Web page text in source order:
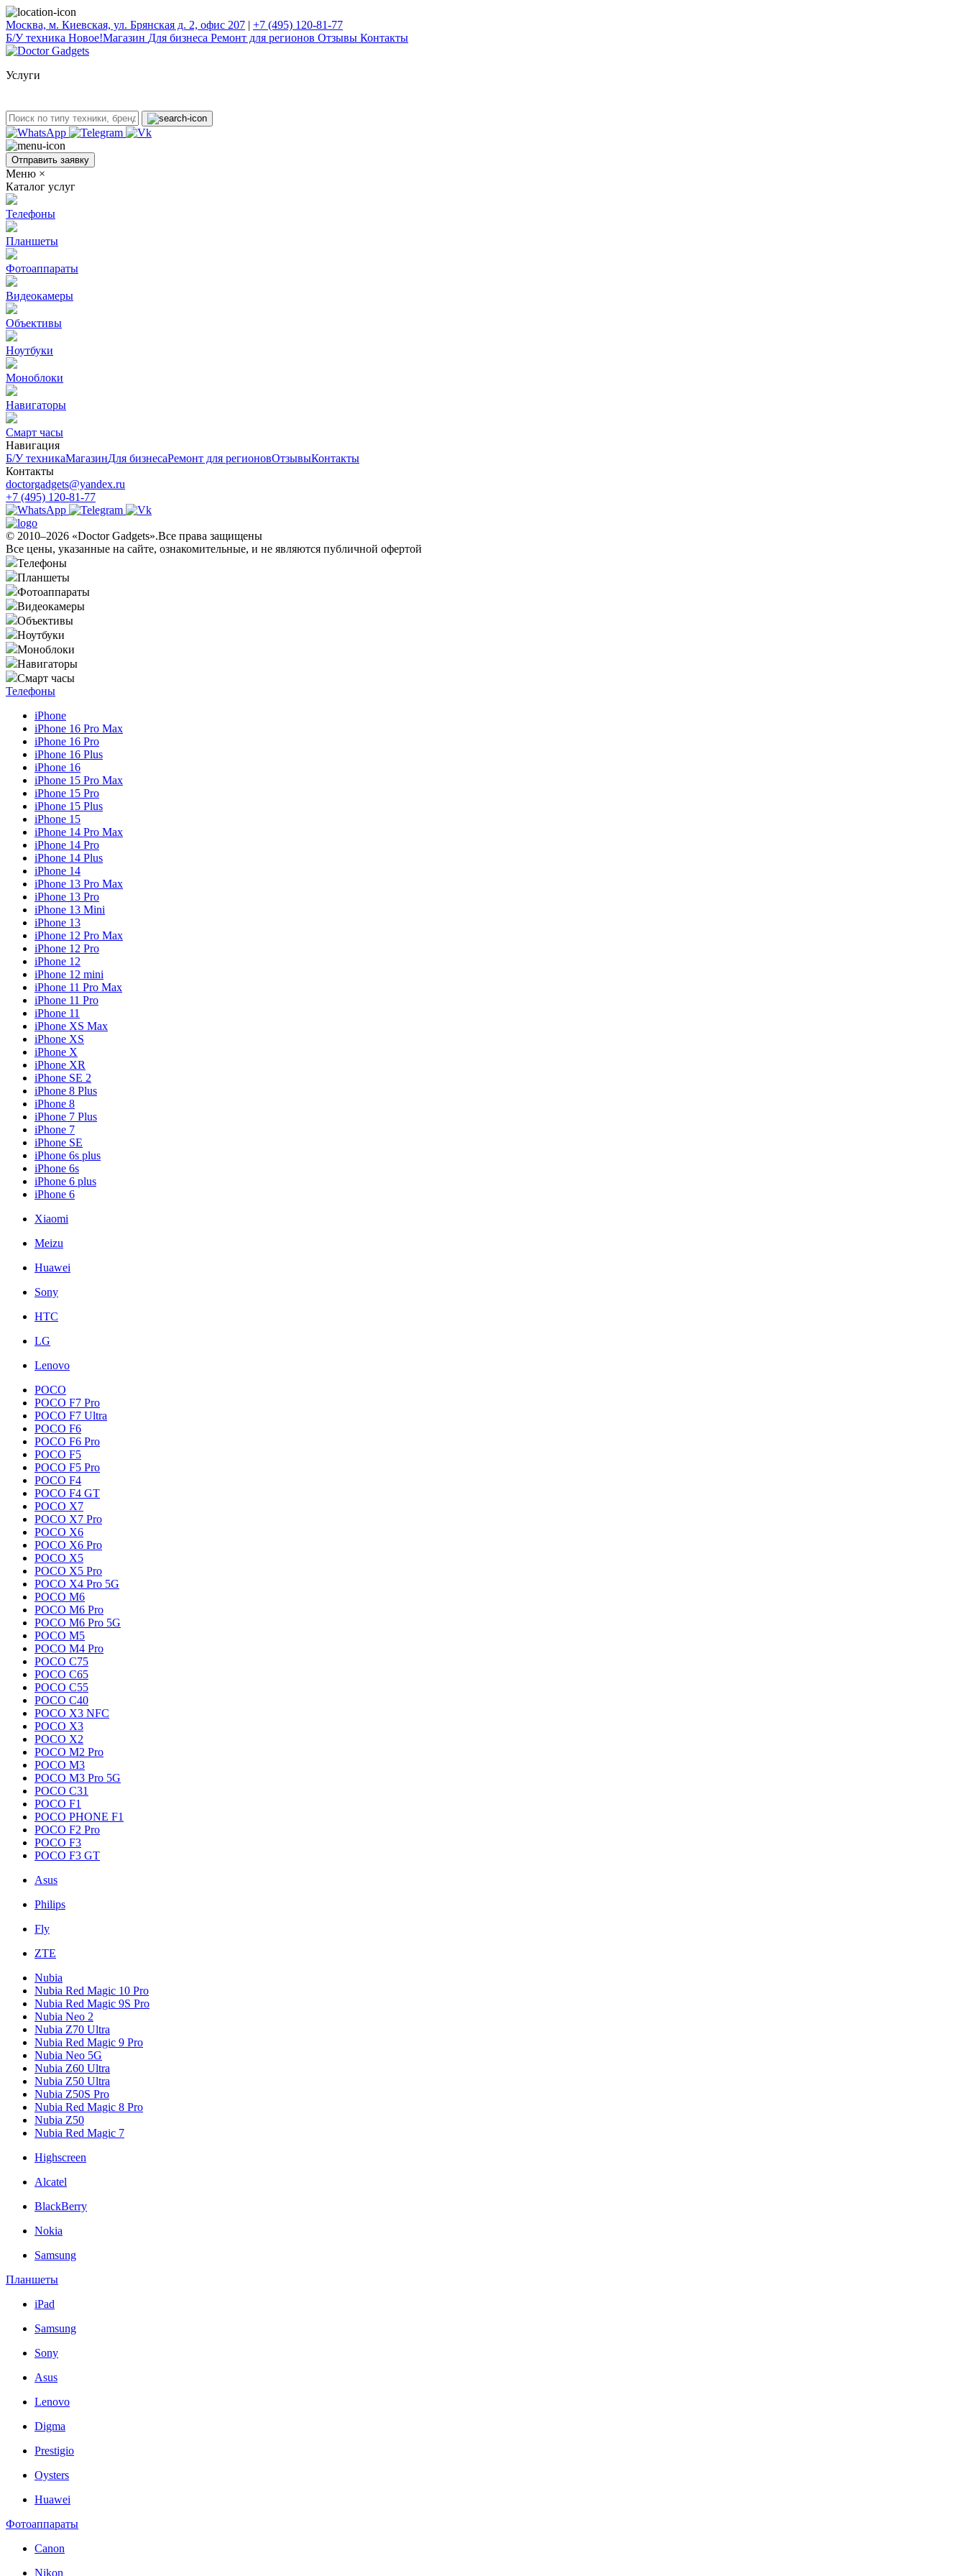
Москва, м. Киевская, ул. Брянская д. 2, офис 207 | +7 (495) 120-81-77
Б/У техникa Новое!Магазин Для бизнеса Ремонт для регионов Отзывы Контакты
Услуги
Отправить заявку
Меню ×
Каталог услуг
Телефоны
Планшеты
Фотоаппараты
Видеокамеры
Объективы
Ноутбуки
Моноблоки
Навигаторы
Смарт часы
Навигация
Б/У техникaМагазинДля бизнесаРемонт для регионовОтзывыКонтакты
Контакты
doctorgadgets@yandex.ru
+7 (495) 120-81-77
© 2010–2026 «Doctor Gadgets».Все права защищены
Все цены, указанные на сайте, ознакомительные, и не являются публичной офертой
Телефоны
Планшеты
Фотоаппараты
Видеокамеры
Объективы
Ноутбуки
Моноблоки
Навигаторы
Смарт часы
Телефоны
iPhone
iPhone 16 Pro Max
iPhone 16 Pro
iPhone 16 Plus
iPhone 16
iPhone 15 Pro Max
iPhone 15 Pro
iPhone 15 Plus
iPhone 15
iPhone 14 Pro Max
iPhone 14 Pro
iPhone 14 Plus
iPhone 14
iPhone 13 Pro Max
iPhone 13 Pro
iPhone 13 Mini
iPhone 13
iPhone 12 Pro Max
iPhone 12 Pro
iPhone 12
iPhone 12 mini
iPhone 11 Pro Max
iPhone 11 Pro
iPhone 11
iPhone XS Max
iPhone XS
iPhone X
iPhone XR
iPhone SE 2
iPhone 8 Plus
iPhone 8
iPhone 7 Plus
iPhone 7
iPhone SE
iPhone 6s plus
iPhone 6s
iPhone 6 plus
iPhone 6
Xiaomi
Meizu
Huawei
Sony
HTC
LG
Lenovo
POCO
POCO F7 Pro
POCO F7 Ultra
POCO F6
POCO F6 Pro
POCO F5
POCO F5 Pro
POCO F4
POCO F4 GT
POCO X7
POCO X7 Pro
POCO X6
POCO X6 Pro
POCO X5
POCO X5 Pro
POCO X4 Pro 5G
POCO M6
POCO M6 Pro
POCO M6 Pro 5G
POCO M5
POCO M4 Pro
POCO C75
POCO C65
POCO C55
POCO C40
POCO X3 NFC
POCO X3
POCO X2
POCO M2 Pro
POCO M3
POCO M3 Pro 5G
POCO C31
POCO F1
POCO PHONE F1
POCO F2 Pro
POCO F3
POCO F3 GT
Asus
Philips
Fly
ZTE
Nubia
Nubia Red Magic 10 Pro
Nubia Red Magic 9S Pro
Nubia Neo 2
Nubia Z70 Ultra
Nubia Red Magic 9 Pro
Nubia Neo 5G
Nubia Z60 Ultra
Nubia Z50 Ultra
Nubia Z50S Pro
Nubia Red Magic 8 Pro
Nubia Z50
Nubia Red Magic 7
Highscreen
Alcatel
BlackBerry
Nokia
Samsung
Планшеты
iPad
Samsung
Sony
Asus
Lenovo
Digma
Prestigio
Oysters
Huawei
Фотоаппараты
Canon
Nikon